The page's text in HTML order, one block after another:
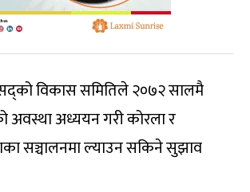
विकास समितिले २०७२ सालमै
अवस्था अध्ययन गरी कोरला र
सञ्चालनमा ल्याउन सकिने सुझाव